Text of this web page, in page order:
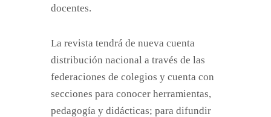
docentes.
La revista tendrá de nueva cuenta
distribución nacional a través de las
federaciones de colegios y cuenta con
secciones para conocer herramientas,
pedagogía y didácticas; para difundir